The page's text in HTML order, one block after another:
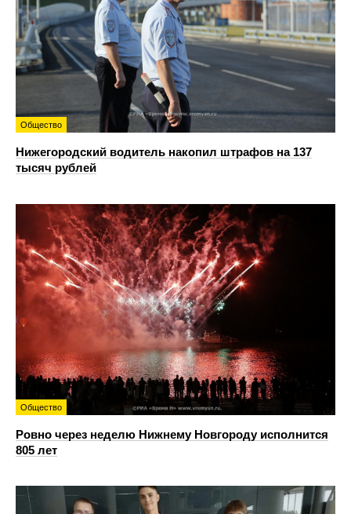
Общество
Нижегородский водитель накопил штрафов на 137
тысяч рублей
Общество
Ровно через неделю Нижнему Новгороду исполнится
805 лет